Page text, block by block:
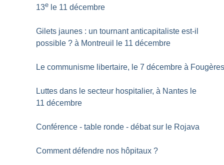
13e le 11 décembre
Gilets jaunes : un tournant anticapitaliste est-il
possible ? à Montreuil le 11 décembre
Le communisme libertaire, le 7 décembre à
Luttes dans le secteur hospitalier, à Nantes le
11 décembre
Conférence - table ronde - débat sur le Rojava
Comment défendre nos hôpitaux ?